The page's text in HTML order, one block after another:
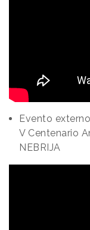
Evento
V Centenario
NEBRIJA